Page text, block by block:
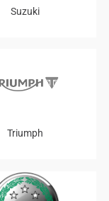
Suzuki
Triumph